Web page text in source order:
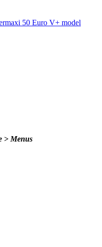
50 Euro V+ model
> Menus